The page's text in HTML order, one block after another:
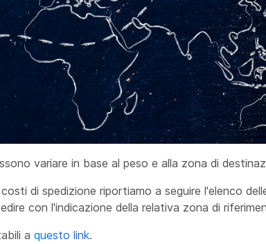
variare in base al peso e alla zona di
di spedizione riportiamo a seguire l'elenco
con l'indicazione della relativa zona di
a questo link.